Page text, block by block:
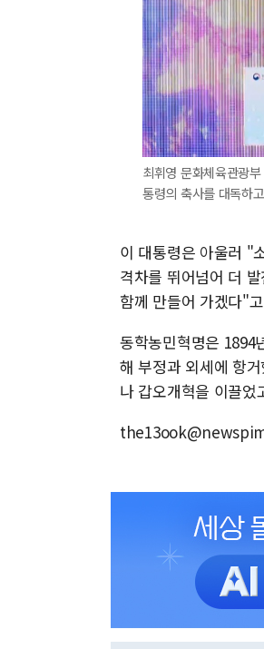
최휘영 문화체육관광
통령의 축사를 대독하
이 대통령은 아울러 "
격차를 뛰어넘어 더
함께 만들어 가겠다"
동학농민혁명은 1894
해 부정과 외세에 항
나 갑오개혁을 이끌었